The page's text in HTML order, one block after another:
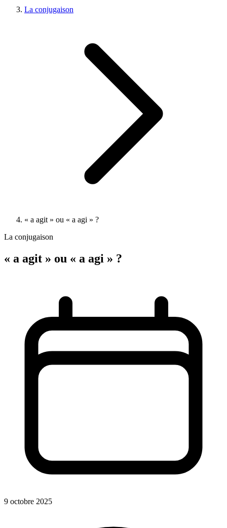
La conjugaison
« a agit » ou « a agi » ?
La conjugaison
« a agit » ou « a agi » ?
9 octobre 2025